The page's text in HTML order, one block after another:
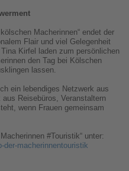
Macherinnen“ endet der
Flair und viel Gelegenheit
Kirfel laden zum persönlichen
den Tag bei Kölschen
lassen.
ein lebendiges Netzwerk aus
Reisebüros, Veranstaltern
wenn Frauen gemeinsam
#Touristik“ unter:
der-macherinnentouristik